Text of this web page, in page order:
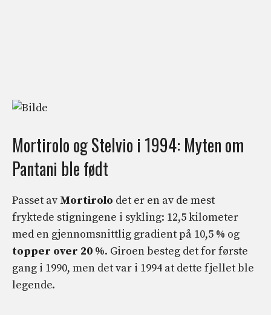
Mortirolo og Stelvio i 1994: Myten om
Pantani ble født
Passet av Mortirolo det er en av de mest
fryktede stigningene i sykling: 12,5 kilometer
med en gjennomsnittlig gradient på 10,5 % og
topper over 20 %. Giroen besteg det for første
gang i 1990, men det var i 1994 at dette fjellet ble
legende.